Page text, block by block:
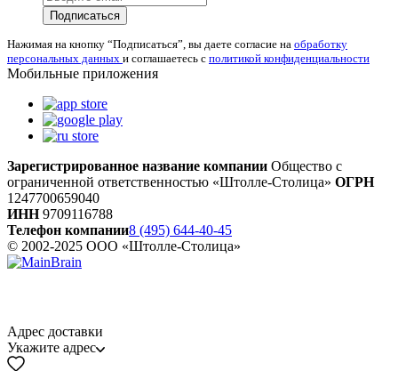
Подписаться
Нажимая на кнопку “Подписаться”, вы даете согласие на обработку
персональных данных и соглашаетесь с политикой конфиденциальности
Мобильные приложения
Зарегистрированное название компании Общество с
ограниченной ответственностью «Штолле-Столица» ОГРН
1247700659040
ИНН9709116788
Телефон компании8 (495) 644-40-45
© 2002-2025 ООО «Штолле-Столица»
Адрес доставки
Укажите адрес